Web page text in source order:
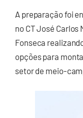
A preparação foi
no CT José
Fonseca
opções para
setor de meio-